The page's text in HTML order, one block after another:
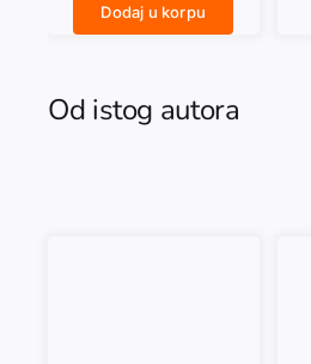
Dodaj u korpu
Od istog autora